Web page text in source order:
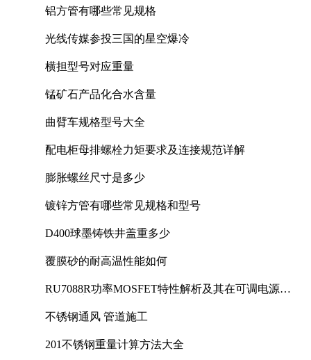
铝方管有哪些常见规格
光线传媒参投三国的星空爆冷
横担型号对应重量
锰矿石产品化合水含量
曲臂车规格型号大全
配电柜母排螺栓力矩要求及连接规范详解
膨胀螺丝尺寸是多少
镀锌方管有哪些常见规格和型号
D400球墨铸铁井盖重多少
覆膜砂的耐高温性能如何
RU7088R功率MOSFET特性解析及其在可调电源设
不锈钢通风 管道施工
201不锈钢重量计算方法大全